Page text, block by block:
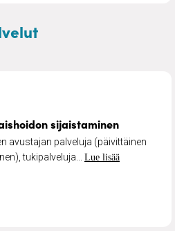
ja
sijaistaminen
avustajan palveluja (päivittäinen
tukipalveluja... Lue lisää